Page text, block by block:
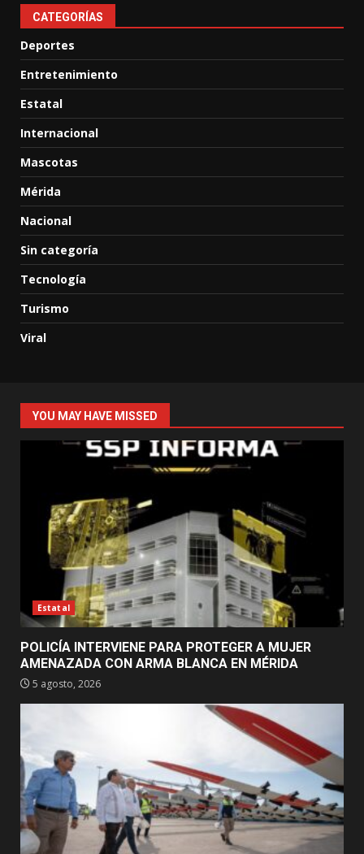
CATEGORÍAS
Deportes
Entretenimiento
Estatal
Internacional
Mascotas
Mérida
Nacional
Sin categoría
Tecnología
Turismo
Viral
YOU MAY HAVE MISSED
Estatal
POLICÍA INTERVIENE PARA PROTEGER A MUJER
AMENAZADA CON ARMA BLANCA EN MÉRIDA
5 agosto, 2026